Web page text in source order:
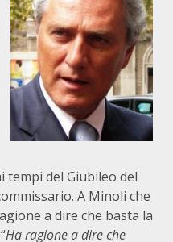
tempi del Giubileo del
A Minoli che
a dire che basta la
Ha ragione a dire che